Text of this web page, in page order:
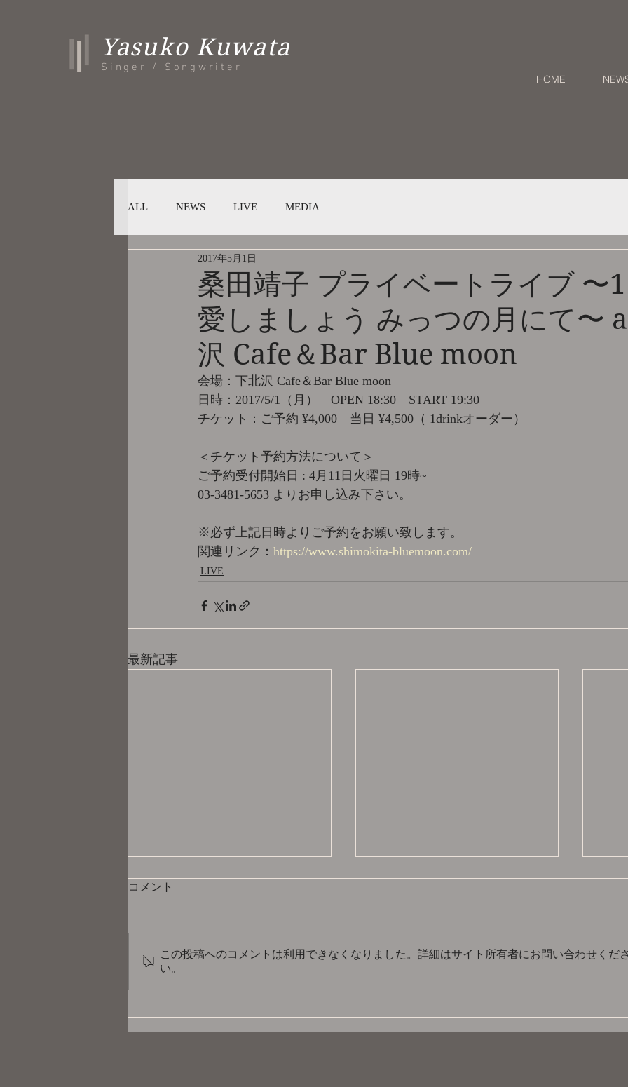
Yasuko Kuwata
Singer / Songwriter
HOME
ALL NEWS LIVE MEDIA
桑田靖子 プライベートライブ 〜
愛しましょう みっつの月にて〜
沢 Cafe＆Bar Blue moon
2017年5月1日
会場：下北沢 Cafe＆Bar Blue moon
日時：2017/5/1（月）　OPEN 18:30　START 19:30
チケット：ご予約 ¥4,000　当日 ¥4,500（ 1drinkオーダー）
＜チケット予約方法について＞
ご予約受付開始日 : 4月11日火曜日 19時~
03-3481-5653 よりお申し込み下さい。
※必ず上記日時よりご予約をお願い致します。
関連リンク： https://www.shimokita-bluemoon.com/
LIVE
最新記事
お神セブン「'83年組アイドル
お神セブン「83年組アイドル
桑
コメント
この投稿へのコメントは利用できなくなりました。詳細はサイト所有者にお問い合わせくだ
い。